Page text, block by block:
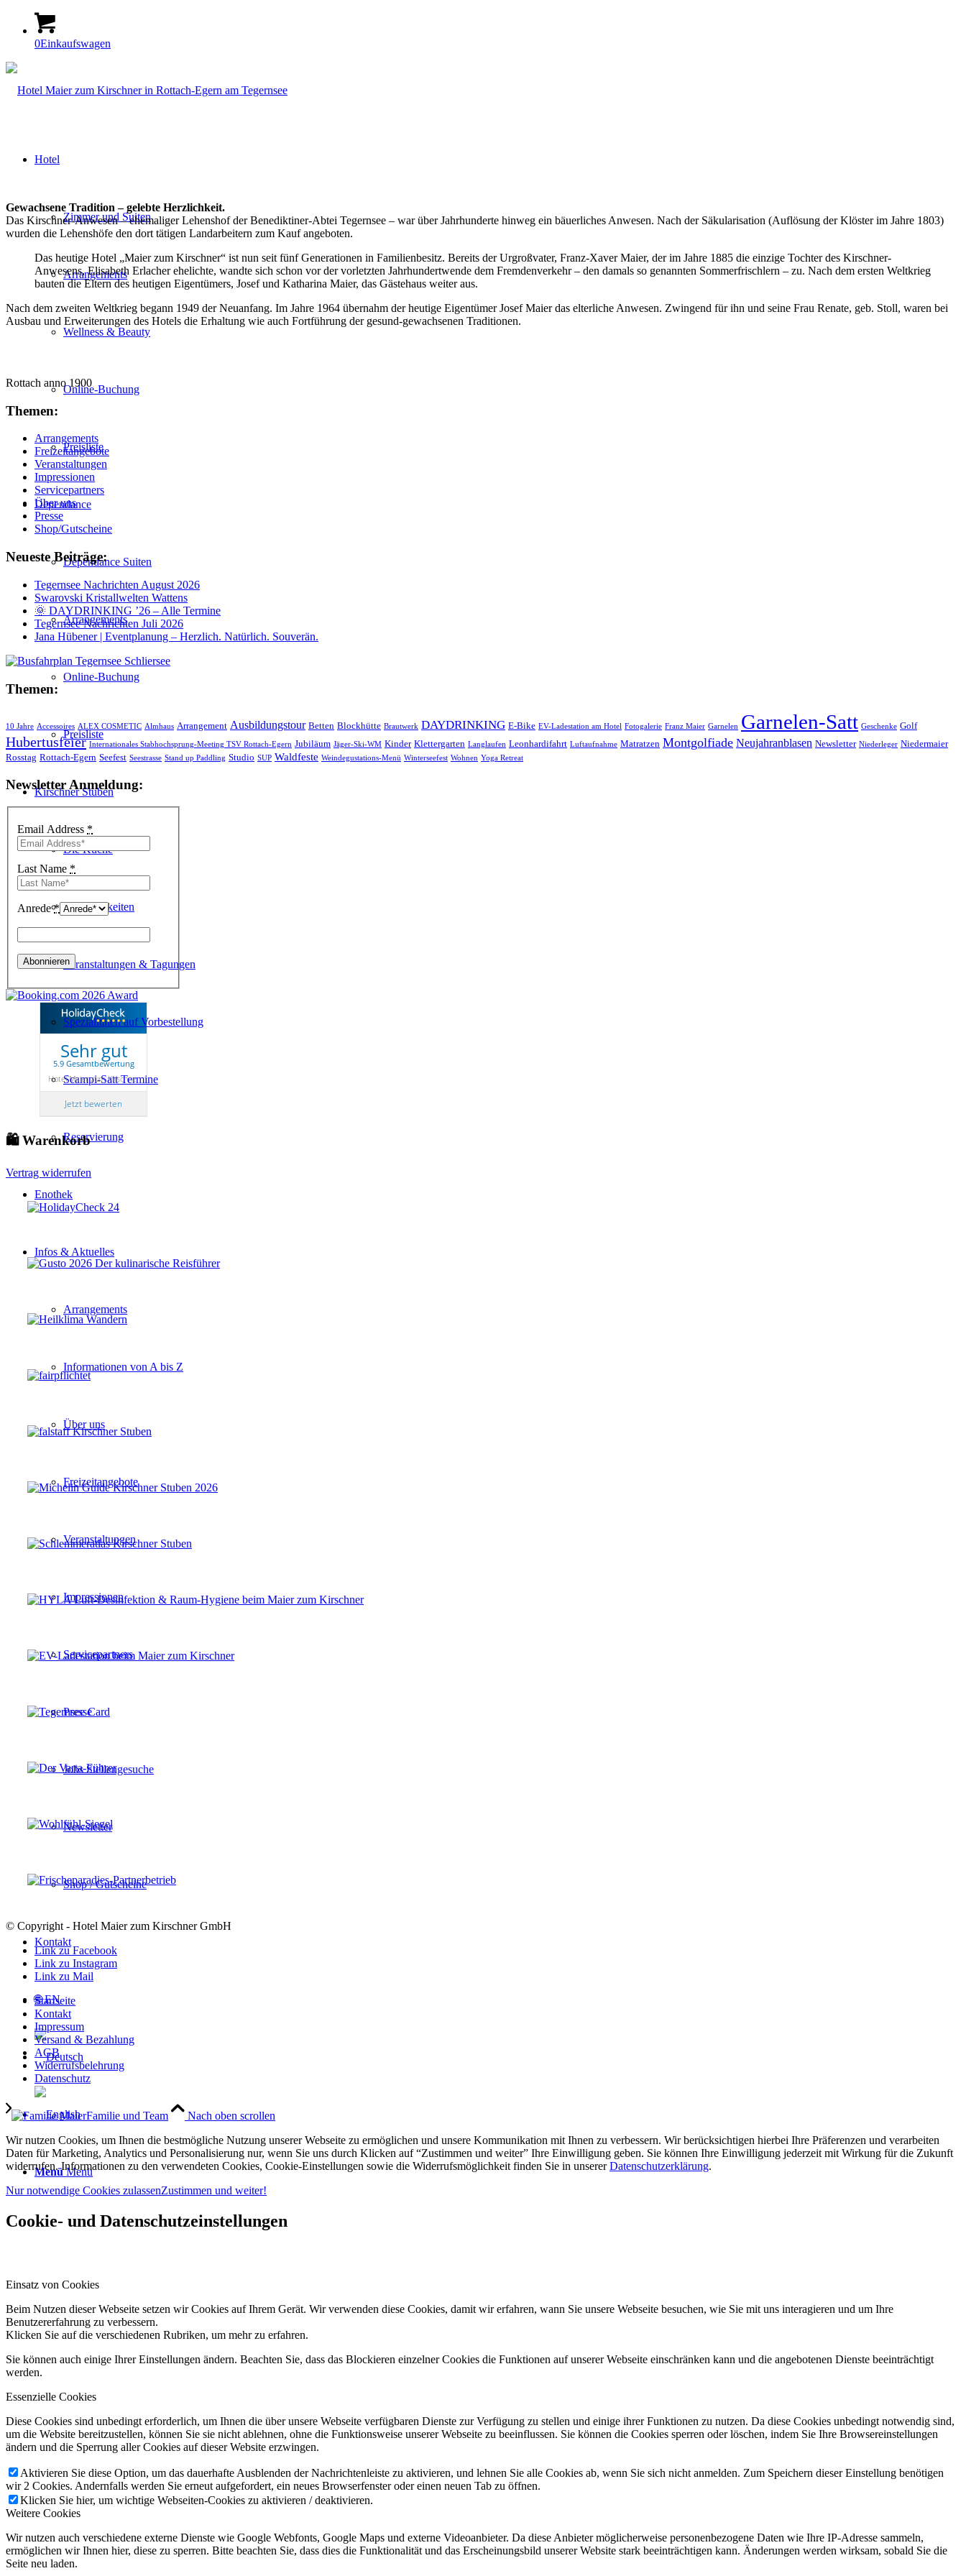
0Einkaufswagen
Hotel
Zimmer und Suiten
Arrangements
Wellness & Beauty
Online-Buchung
Preisliste
Dependance
Dependance Suiten
Arrangements
Online-Buchung
Preisliste
Kirschner Stuben
Die Küche
Räumlichkeiten
Veranstaltungen & Tagungen
Spezialitäten auf Vorbestellung
Scampi-Satt Termine
Reservierung
Enothek
Infos & Aktuelles
Arrangements
Informationen von A bis Z
Über uns
Freizeitangebote
Veranstaltungen
Impressionen
Servicepartners
Presse
Jobs Stellengesuche
Newsletter
Shop / Gutscheine
Kontakt
🌐 EN
Menü Menü
Gewachsene Tradition – gelebte Herzlichkeit.
Das Kirschner-Anwesen – ehemaliger Lehenshof der Benediktiner-Abtei Tegernsee – war über Jahrhunderte hinweg ein bäuerliches Anwesen. Nach der Säkularisation (Auflösung der Klöster im Jahre 1803)
wurden die Lehenshöfe den dort tätigen Landarbeitern zum Kauf angeboten.
Das heutige Hotel „Maier zum Kirschner“ ist nun seit fünf Generationen in Familienbesitz. Bereits der Urgroßvater, Franz-Xaver Maier, der im Jahre 1885 die einzige Tochter des Kirschner-
Anwesens, Elisabeth Erlacher ehelichte, wandte sich schon vor der vorletzten Jahrhundertwende dem Fremdenverkehr – den damals so genannten Sommerfrischlern – zu. Nach dem ersten Weltkrieg
bauten die Eltern des heutigen Eigentümers, Josef und Katharina Maier, das Gästehaus weiter aus.
Nach dem zweiten Weltkrieg begann 1949 der Neuanfang. Im Jahre 1964 übernahm der heutige Eigentümer Josef Maier das elterliche Anwesen. Zwingend für ihn und seine Frau Renate, geb. Stoll, waren bei
Ausbau und Erweiterungen des Hotels die Erhaltung wie auch Fortführung der gesund-gewachsenen Traditionen.
Rottach anno 1900
Themen:
Arrangements
Freizeitangebote
Veranstaltungen
Impressionen
Servicepartners
Über uns
Presse
Shop/Gutscheine
Neueste Beiträge:
Tegernsee Nachrichten August 2026
Swarovski Kristallwelten Wattens
🌞 DAYDRINKING ’26 – Alle Termine
Tegernsee Nachrichten Juli 2026
Jana Hübener | Eventplanung – Herzlich. Natürlich. Souverän.
Themen:
10 Jahre Accessoires ALEX COSMETIC Almhaus Arrangement Ausbildungstour Betten Blockhütte Brautwerk DAYDRINKING E-Bike EV-Ladestation am Hotel Fotogalerie Franz Maier Garnelen Garnelen-Satt Geschenke Golf
Hubertusfeier Internationales Stabhochsprung-Meeting TSV Rottach-Egern Jubiläum Jäger-Ski-WM Kinder Klettergarten Langlaufen Leonhardifahrt Luftaufnahme Matratzen Montgolfiade Neujahranblasen Newsletter Niederleger Niedermaier
Rosstag Rottach-Egern Seefest Seestrasse Stand up Paddling Studio SUP Waldfeste Weindegustations-Menü Winterseefest Wohnen Yoga Retreat
Newsletter Anmeldung:
Email Address *
Last Name *
Anrede*
Sehr gut
5.9 Gesamtbewertung
Hotel Maier zum Kirschner
Jetzt bewerten
🛍 Warenkorb
Vertrag widerrufen
© Copyright - Hotel Maier zum Kirschner GmbH
Link zu Facebook
Link zu Instagram
Link zu Mail
Startseite
Kontakt
Impressum
Versand & Bezahlung
AGB
Widerrufsbelehrung
Datenschutz
Familie und Team
Nach oben scrollen
Wir nutzen Cookies, um Ihnen die bestmögliche Nutzung unserer Webseite zu ermöglichen und unsere Kommunikation mit Ihnen zu verbessern. Wir berücksichtigen hierbei Ihre Präferenzen und verarbeiten
Daten für Marketing, Analytics und Personalisierung nur, wenn Sie uns durch Klicken auf “Zustimmen und weiter” Ihre Einwilligung geben. Sie können Ihre Einwilligung jederzeit mit Wirkung für die Zukunft
widerrufen. Informationen zu den verwendeten Cookies, Cookie-Einstellungen sowie die Widerrufsmöglichkeit finden Sie in unsererDatenschutzerklärung.
Nur notwendige Cookies zulassenZustimmen und weiter!
Cookie- und Datenschutzeinstellungen
Einsatz von Cookies
Beim Nutzen dieser Webseite setzen wir Cookies auf Ihrem Gerät. Wir verwenden diese Cookies, damit wir erfahren, wann Sie unsere Webseite besuchen, wie Sie mit uns interagieren und um Ihre
Benutzererfahrung zu verbessern.
Klicken Sie auf die verschiedenen Rubriken, um mehr zu erfahren.
Sie können auch einige Ihrer Einstellungen ändern. Beachten Sie, dass das Blockieren einzelner Cookies die Funktionen auf unserer Webseite einschränken kann und die angebotenen Dienste beeinträchtigt
werden.
Essenzielle Cookies
Diese Cookies sind unbedingt erforderlich, um Ihnen die über unsere Webseite verfügbaren Dienste zur Verfügung zu stellen und einige ihrer Funktionen zu nutzen. Da diese Cookies unbedingt notwendig sind,
um die Website bereitzustellen, können Sie sie nicht ablehnen, ohne die Funktionsweise unserer Webseite zu beeinflussen. Sie können die Cookies sperren oder löschen, indem Sie Ihre Browsereinstellungen
ändern und die Sperrung aller Cookies auf dieser Website erzwingen.
Aktivieren Sie diese Option, um das dauerhafte Ausblenden der Nachrichtenleiste zu aktivieren, und lehnen Sie alle Cookies ab, wenn Sie sich nicht anmelden. Zum Speichern dieser Einstellung benötigen
wir 2 Cookies. Andernfalls werden Sie erneut aufgefordert, ein neues Browserfenster oder einen neuen Tab zu öffnen.
Klicken Sie hier, um wichtige Webseiten-Cookies zu aktivieren / deaktivieren.
Weitere Cookies
Wir nutzen auch verschiedene externe Dienste wie Google Webfonts, Google Maps und externe Videoanbieter. Da diese Anbieter möglicherweise personenbezogene Daten wie Ihre IP-Adresse sammeln,
ermöglichen wir Ihnen hier, diese zu sperren. Bitte beachten Sie, dass dies die Funktionalität und das Erscheinungsbild unserer Website stark beeinträchtigen kann. Änderungen werden wirksam, sobald Sie die
Seite neu laden.